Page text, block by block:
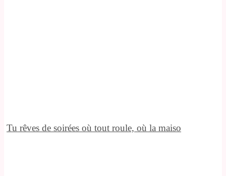
Tu rêves de soirées où tout roule, où la maiso